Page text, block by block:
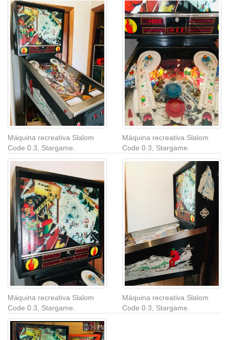
Máquina recreativa Slalom
Code 0.3, Stargame.
Máquina recreativa Slalom
Code 0.3, Stargame.
Máquina recreativa Slalom
Code 0.3, Stargame.
Máquina recreativa Slalom
Code 0.3, Stargame.